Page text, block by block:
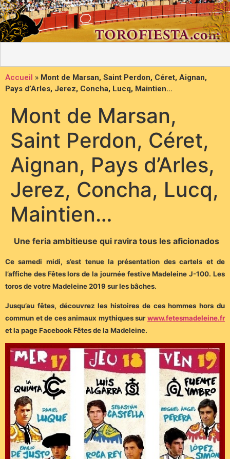
Accueil » Mont de Marsan, Saint Perdon, Céret, Aignan,
Pays d’Arles, Jerez, Concha, Lucq, Maintien…
Mont de Marsan,
Saint Perdon, Céret,
Aignan, Pays d’Arles,
Jerez, Concha, Lucq,
Maintien…
Une feria ambitieuse qui ravira tous les aficionados
Ce samedi midi, s’est tenue la présentation des cartels et de
l’affiche des Fêtes lors de la journée festive Madeleine J-100. Les
toros de votre Madeleine 2019 sur les bâches.
Jusqu’au fêtes, découvrez les histoires de ces hommes hors du
commun et de ces animaux mythiques surwww.fetesmadeleine.fr
et la page Facebook Fêtes de la Madeleine.